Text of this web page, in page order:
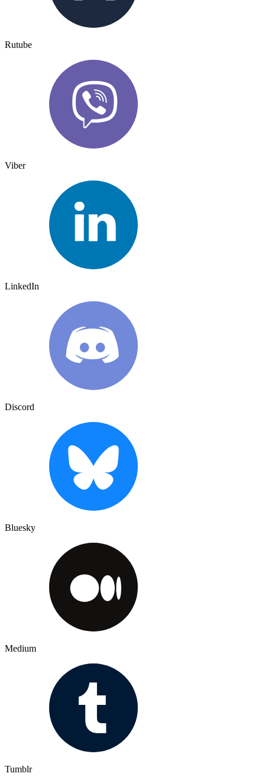
Rutube
Viber
LinkedIn
Discord
Bluesky
Medium
Tumblr